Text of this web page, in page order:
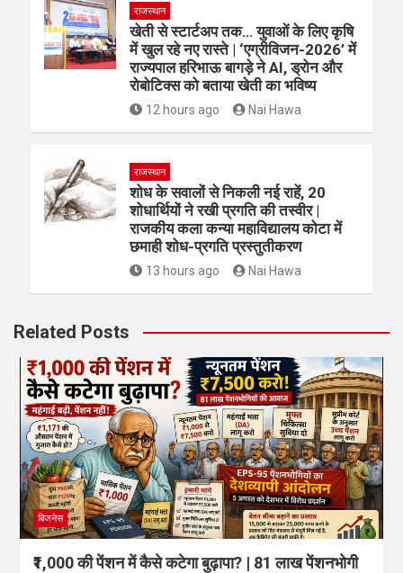
राजस्थान
खेती से स्टार्टअप तक… युवाओं के लिए कृषि
में खुल रहे नए रास्ते | ‘एग्रीविजन-2026’ में
राज्यपाल हरिभाऊ बागड़े ने AI, ड्रोन और
रोबोटिक्स को बताया खेती का भविष्य
12 hours ago Nai Hawa
राजस्थान
शोध के सवालों से निकली नई राहें, 20
शोधार्थियों ने रखी प्रगति की तस्वीर |
राजकीय कला कन्या महाविद्यालय कोटा में
छमाही शोध-प्रगति प्रस्तुतीकरण
13 hours ago Nai Hawa
Related Posts
बिजनेस
₹1,000 की पेंशन में कैसे कटेगा बुढ़ापा? | 81 लाख पेंशनभोगी